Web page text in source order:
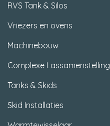
RVS Tank & Silos
Vriezers en ovens
Machinebouw
Complexe Lassamenstelling
Tanks & Skids
Skid Installaties